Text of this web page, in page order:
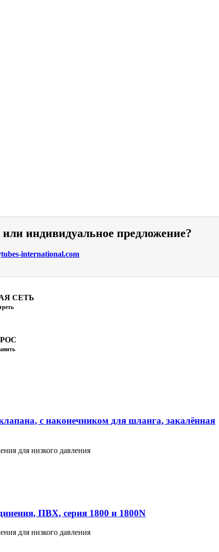
индивидуальное предложение?
international.com
СЕТЬ
с наконечником для шланга, закалённая
для низкого давления
ПВХ, серия 1800 и 1800N
для низкого давления